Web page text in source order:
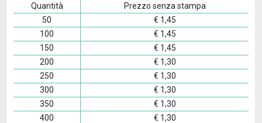
Quantità
Prezzo senza stampa
50
€ 1,45
100
€ 1,45
150
€ 1,45
200
€ 1,30
250
€ 1,30
300
€ 1,30
350
€ 1,30
400
€ 1,30